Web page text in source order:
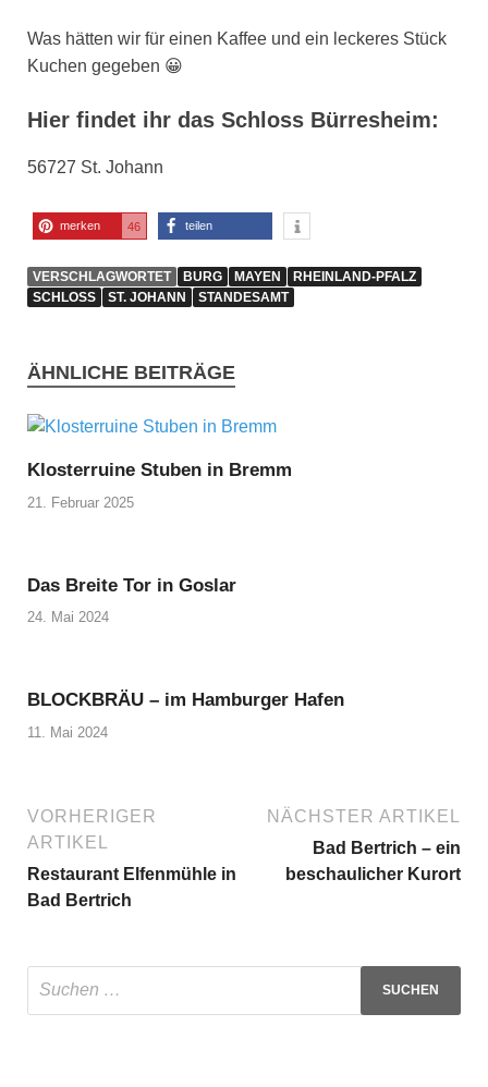
Was hätten wir für einen Kaffee und ein leckeres Stück
Kuchen gegeben 😀
Hier findet ihr das Schloss Bürresheim:
56727 St. Johann
merken 46 teilen
VERSCHLAGWORTET BURG MAYEN
RHEINLAND-PFALZ
SCHLOSS
ST. JOHANN STANDESAMT
ÄHNLICHE BEITRÄGE
Klosterruine Stuben in Bremm
21. Februar 2025
Das Breite Tor in Goslar
24. Mai 2024
BLOCKBRÄU – im Hamburger Hafen
11. Mai 2024
VORHERIGER
ARTIKEL
Restaurant Elfenmühle in
Bad Bertrich
NÄCHSTER ARTIKEL
Bad Bertrich – ein
beschaulicher Kurort